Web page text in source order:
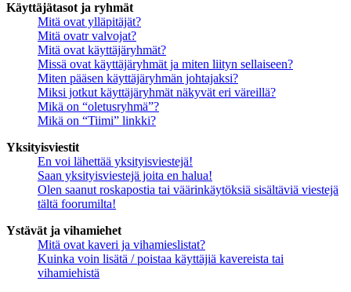
Käyttäjätasot ja ryhmät
Mitä ovat ylläpitäjät?
Mitä ovatr valvojat?
Mitä ovat käyttäjäryhmät?
Missä ovat käyttäjäryhmät ja miten liityn sellaiseen?
Miten pääsen käyttäjäryhmän johtajaksi?
Miksi jotkut käyttäjäryhmät näkyvät eri väreillä?
Mikä on “oletusryhmä”?
Mikä on “Tiimi” linkki?
Yksityisviestit
En voi lähettää yksityisviestejä!
Saan yksityisviestejä joita en halua!
Olen saanut roskapostia tai väärinkäytöksiä sisältäviä viestejä
tältä foorumilta!
Ystävät ja vihamiehet
Mitä ovat kaveri ja vihamieslistat?
Kuinka voin lisätä / poistaa käyttäjiä kavereista tai
vihamiehistä